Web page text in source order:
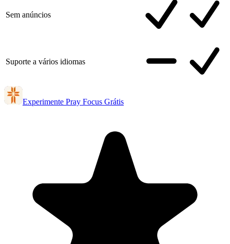
Sem anúncios
Suporte a vários idiomas
Experimente Pray Focus Grátis